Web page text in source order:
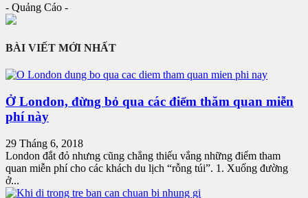
- Quảng Cáo -
BÀI VIẾT MỚI NHẤT
Ở London, đừng bỏ qua các điểm thăm quan miễn
phí này
29 Tháng 6, 2018
London đắt đỏ nhưng cũng chẳng thiếu vắng những điểm tham
quan miễn phí cho các khách du lịch “rỗng túi”. 1. Xuống đường
ở...